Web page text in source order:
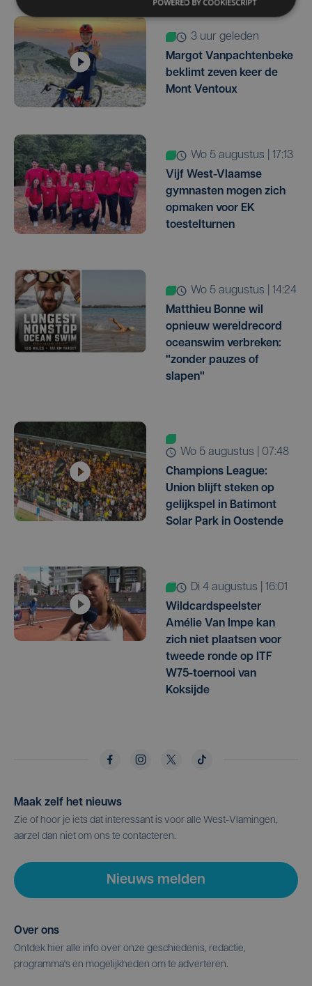
3 uur geleden
Margot Vanpachtenbeke
beklimt zeven keer de
Mont Ventoux
wo 5 augustus | 17:13
Vijf West-Vlaamse
gymnasten mogen zich
opmaken voor EK
toestelturnen
wo 5 augustus | 14:24
Matthieu Bonne wil
opnieuw wereldrecord
oceanswim verbreken:
"zonder pauzes of
slapen"
wo 5 augustus | 07:48
Champions League:
Union blijft steken op
gelijkspel in Batimont
Solar Park in Oostende
di 4 augustus | 16:01
Wildcardspeelster
Amélie Van Impe kan
zich niet plaatsen voor
tweede ronde op ITF
W75-toernooi van
Koksijde
Maak zelf het nieuws
Zie of hoor je iets dat interessant is voor alle West-Vlamingen,
aarzel dan niet om ons te contacteren.
Nieuws melden
Over ons
Ontdek hier alle info over onze geschiedenis, redactie,
programma's en mogelijkheden om te adverteren.